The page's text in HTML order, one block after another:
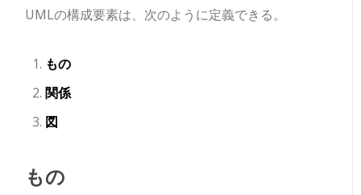
UMLの構成要素は、次のように定義できる。
もの
関係
図
もの